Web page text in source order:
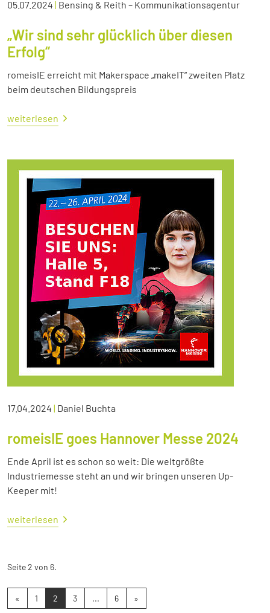
05.07.2024 | Bensing & Reith – Kommunikationsagentur
„Wir sind sehr glücklich über diesen
Erfolg“
romeisIE erreicht mit Makerspace „makeIT“ zweiten Platz
beim deutschen Bildungspreis
weiterlesen
17.04.2024 | Daniel Buchta
romeisIE goes Hannover Messe 2024
Ende April ist es schon so weit: Die weltgrößte
Industriemesse steht an und wir bringen unseren Up-
Keeper mit!
weiterlesen
Seite 2 von 6.
« 1 2 3 ... 6 »